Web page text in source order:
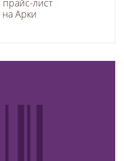
прайс-лист
Арки